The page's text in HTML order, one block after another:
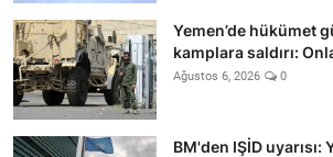
Yemen’de hükümet
kamplara saldırı:
Ağustos 6, 2026 0
BM'den IŞİD